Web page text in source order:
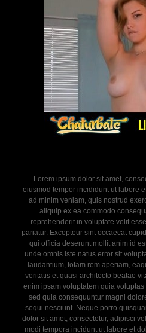
Lorem ipsum dolor sit amet,
eiusmod tempor incididunt ut labore
ad minim veniam, quis nostrud
aliquip ex ea commodo
reprehenderit in voluptate velit
pariatur. Excepteur sint occaecat
qui officia deserunt mollit anim id
unde omnis iste natus error sit
laudantium, totam rem aperiam,
veritatis et quasi architecto beatae
enim ipsam voluptatem quia
sed quia consequuntur magni
sequi nesciunt. Neque porro
dolor sit amet, consectetur, adipisci
modi tempora incidunt ut labore et